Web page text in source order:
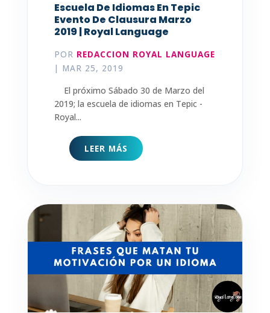
Escuela De Idiomas En Tepic
Evento De Clausura Marzo
2019 | Royal Language
POR REDACCION ROYAL LANGUAGE
| MAR 25, 2019
El próximo Sábado 30 de Marzo del
2019; la escuela de idiomas en Tepic -
Royal...
LEER MÁS